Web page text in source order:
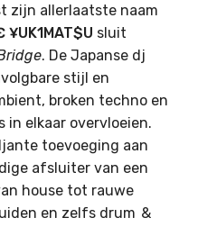
zijn allerlaatste naam
¥UK1MAT$U sluit
. De Japanse dj
stijl en
broken techno en
in elkaar overvloeien.
toevoeging aan
afsluiter van een
house tot rauwe
en zelfs drum &